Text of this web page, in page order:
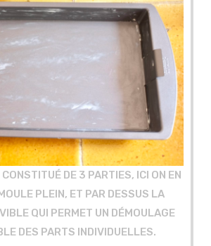
DE 3 PARTIES, ICI ON EN
PLEIN, ET PAR DESSUS LA
QUI PERMET UN DÉMOULAGE
DES PARTS INDIVIDUELLES.